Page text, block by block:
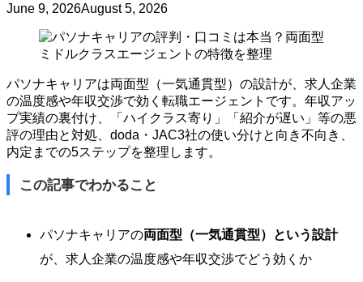
June 9, 2026August 5, 2026
パソナキャリアは両面型（一気通貫型）の設計が、求人企業
の温度感や年収交渉で効く転職エージェントです。年収アッ
プ実績の裏付け、「ハイクラス寄り」「紹介が遅い」等の悪
評の理由と対処、doda・JAC3社の使い分けと向き不向き、
内定までの5ステップを整理します。
この記事でわかること
パソナキャリアの両面型（一気通貫型）という設計
が、求人企業の温度感や年収交渉でどう効くか